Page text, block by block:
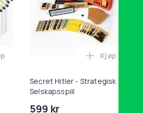
yoga og
/ 189 / 10-pakning PKcell i
Nettingposer i A4-størrelse - 24
Secret Hitler - Strategisk
Selskapsspill
599 kr
Legg
Kjøp